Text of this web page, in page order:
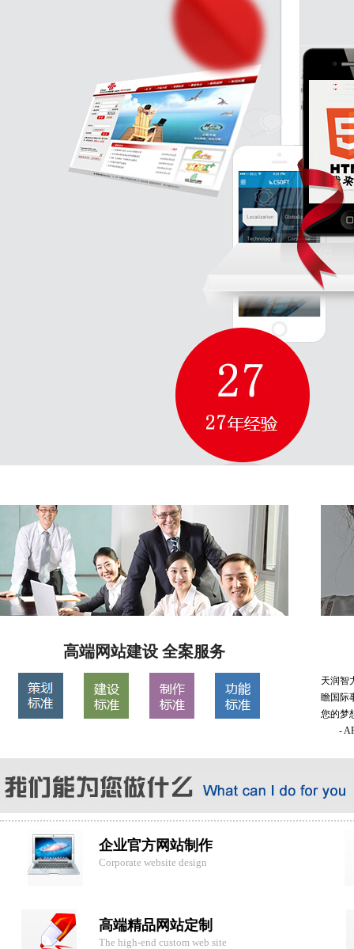
高端网站建设 全案服务
天润智
瞻国际
您的梦
-
企业官方网站制作
Corporate website design
高端精品网站定制
The high-end custom web site